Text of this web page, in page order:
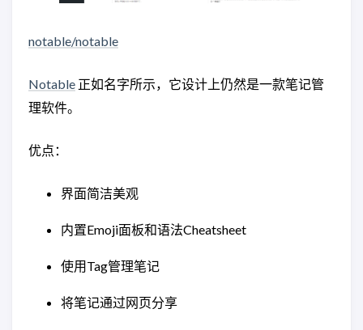
notable/notable
Notable 正如名字所示，它设计上仍然是一款笔记管
理软件。
优点：
界面简洁美观
内置Emoji面板和语法Cheatsheet
使用Tag管理笔记
将笔记通过网页分享